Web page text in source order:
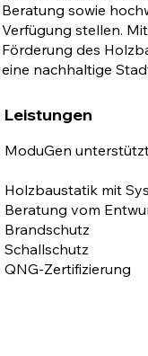
Beratung sowie
Verfügung stellen.
Förderung des
eine nachhaltige
Leistungen
ModuGen
Holzbaustatik mit
Beratung vom
Brandschutz
Schallschutz
QNG-Zertifizierung